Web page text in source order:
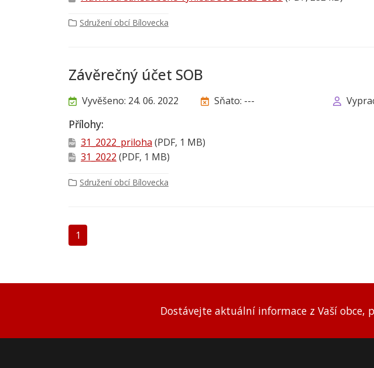
Sdružení obcí Bílovecka
Závěrečný účet SOB
Vyvěšeno: 24. 06. 2022 Sňato: ---
Přílohy:
31_2022_priloha (PDF, 1 MB)
31_2022 (PDF, 1 MB)
Sdružení obcí Bílovecka
1
Dostávejte aktuální informace z Vaší obce,